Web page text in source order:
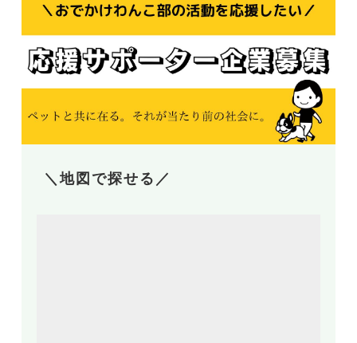
＼地図で探せる／